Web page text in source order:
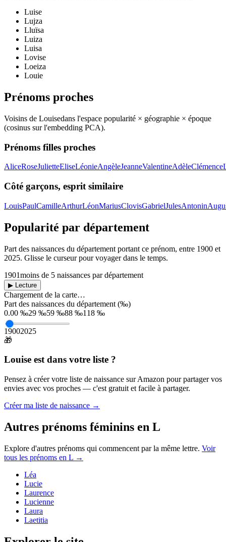
Luise
Lujza
Lluïsa
Luiza
Luisa
Lovise
Loeiza
Louie
Prénoms proches
Voisins de Louisedans l'espace popularité × géographie × époque
(cosinus sur l'embedding PCA).
Prénoms filles proches
AliceRoseJulietteEliseLéonieAngèleJeanneValentineAdèleClémence
Côté garçons, esprit similaire
LouisPaulCamilleArthurLéonMariusClovisGabrielJulesAntonin
Popularité par département
Part des naissances du département portant ce prénom, entre 1900 et
2025. Glisse le curseur pour voyager dans le temps.
1901moins de 5 naissances par département
▶ Lecture
Chargement de la carte…
Part des naissances du département (‰)
0.00 ‰29 ‰59 ‰88 ‰118 ‰
19002025
🎁
Louise est dans votre liste ?
Pensez à créer votre liste de naissance sur Amazon pour partager vos
envies avec vos proches — c'est gratuit et facile à partager.
Créer ma liste de naissance →
Autres prénoms féminins en L
Explore d'autres prénoms qui commencent par la même lettre. Voir
tous les prénoms en L →
Léa
Lucie
Laurence
Lucienne
Laura
Laetitia